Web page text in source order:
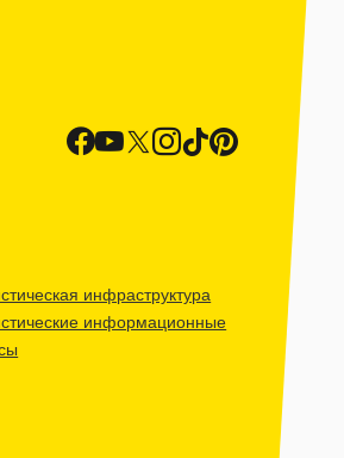
инфраструктура
информационные